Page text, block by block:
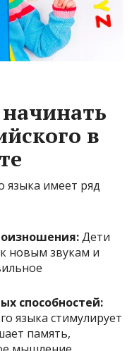
в
языка имеет ряд
Дети
новым звукам и
способностей:
языка стимулирует
память,